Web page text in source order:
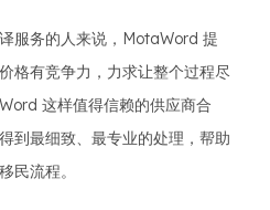
服务的人来说，MotaWord 提
格有竞争力，力求让整个过程尽
这样值得信赖的供应商合
到最细致、最专业的处理，帮助
民流程。